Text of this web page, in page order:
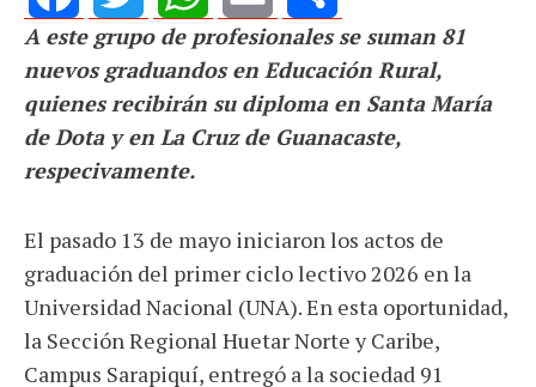
FacebookTwitter WhatsApp
Email Share
A este grupo de profesionales se suman 81
nuevos graduandos en Educación Rural,
quienes recibirán su diploma en Santa María
de Dota y en La Cruz de Guanacaste,
respecivamente.
El pasado 13 de mayo iniciaron los actos de
graduación del primer ciclo lectivo 2026 en la
Universidad Nacional (UNA). En esta oportunidad,
la Sección Regional Huetar Norte y Caribe,
Campus Sarapiquí, entregó a la sociedad 91